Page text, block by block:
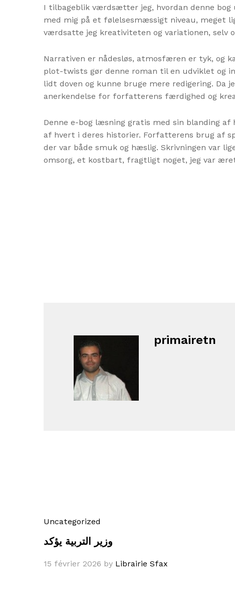
I tilbageblik værdsætter jeg, hvordan denne
med mig på et følelsesmæssigt niveau, meget
værdsatte jeg kreativiteten og variationen, selv
Narrativen er nådesløs, atmosfæren er tyk, og
plot-twists gør denne roman til en udviklet og
lidt doven og kunne bruge mere redigering. Da
anerkendelse for forfatterens færdighed og
Denne e-bog læsning gratis med sin blanding
af hvert i deres historier. Forfatterens brug af
der var både smuk og hæslig. Skrivningen var
omsorg, et kostbart, fragtligt noget, jeg var
primairetn
Uncategorized
وزير التربية يؤكد
15 février 2026 by Librairie Sfax